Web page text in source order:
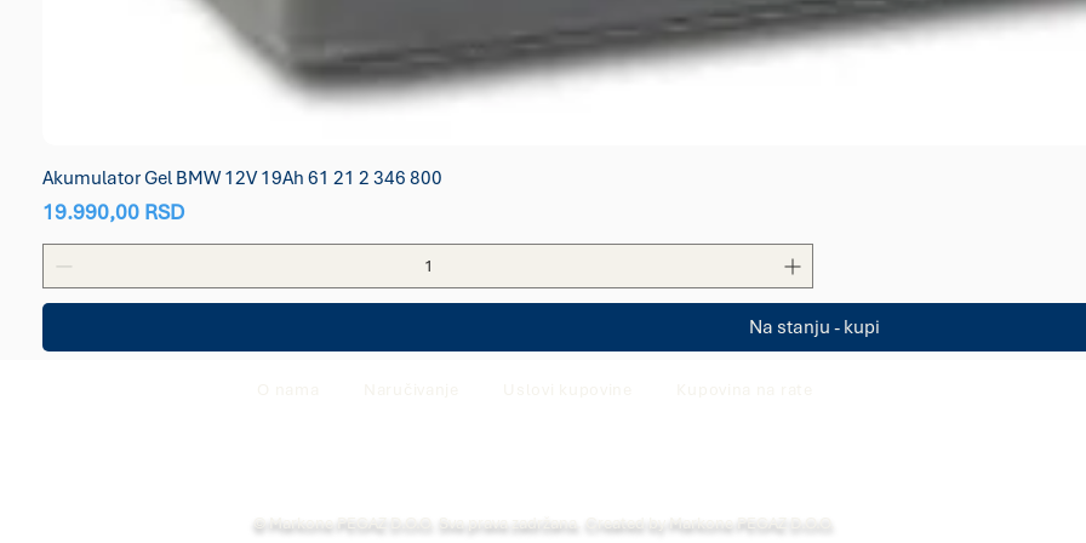
Akumulator Gel BMW 12V 19Ah 61 21 2 346 800
Price
19.990,00 RSD
Na stanju - kupi
© Markone PEGAZ D.O.O. Sva prava zadržana. Created by Markone PEGAZ D.O.O.